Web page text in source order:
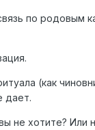
по родовым
(как
дает.
не хотите? Или